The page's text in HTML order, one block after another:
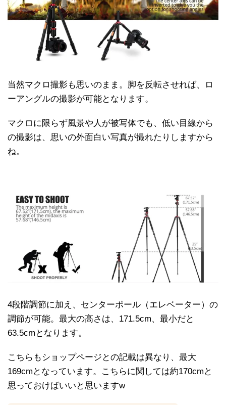
当然マクロ撮影も思いのまま。脚を反転させれば、ロ
ーアングルの撮影が可能となります。
マクロに限らず風景や人が被写体でも、低い目線から
の撮影は、思いの外面白い写真が撮れたりしますから
ね。
4段階調節に加え、センターポール（エレベーター）の
調節が可能。最大の高さは、171.5cm、最小だと
63.5cmとなります。
こちらもショップページとの記載は異なり、最大
169cmとなっています。こちらに関しては約170cmと
思っておけばいいと思いますw